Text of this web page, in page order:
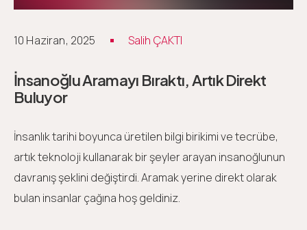
10 Haziran, 2025 Salih ÇAKTI
İnsanoğlu Aramayı Bıraktı, Artık Direkt
Buluyor
İnsanlık tarihi boyunca üretilen bilgi birikimi ve tecrübe,
artık teknoloji kullanarak bir şeyler arayan insanoğlunun
davranış şeklini değiştirdi. Aramak yerine direkt olarak
bulan insanlar çağına hoş geldiniz.